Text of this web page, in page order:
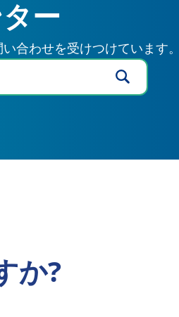
ー
合わせを受けつけています。
か?